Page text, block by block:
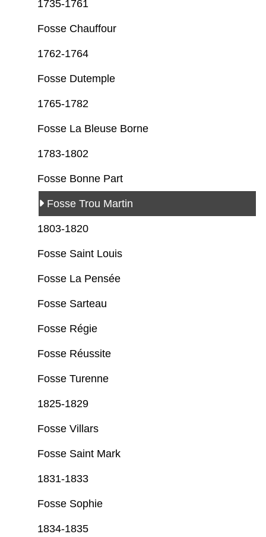
1735-1761
Fosse Chauffour
1762-1764
Fosse Dutemple
1765-1782
Fosse La Bleuse Borne
1783-1802
Fosse Bonne Part
Fosse Trou Martin
1803-1820
Fosse Saint Louis
Fosse La Pensée
Fosse Sarteau
Fosse Régie
Fosse Réussite
Fosse Turenne
1825-1829
Fosse Villars
Fosse Saint Mark
1831-1833
Fosse Sophie
1834-1835